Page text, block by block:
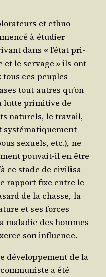
et eth­no­
à étu­dier
dans « l’état pri­
et le ser­vage » ils ont
ces peuples
tout autres qu’on
lutte pri­mi­tive de
natu­rels, le tra­vail,
sys­té­ma­ti­que­ment
sexuels, etc.), ne
pou­vait-il en être
ce stade de civi­li­sa­
rap­port fixe entre le
de la chasse, la
et ses forces
mala­die des hommes
son influence.
déve­lop­pe­ment de la
a été